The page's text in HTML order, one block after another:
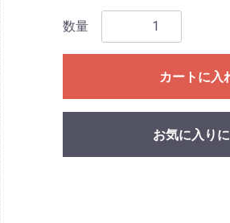
数量
カートに入
お気に入り